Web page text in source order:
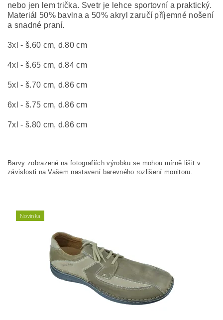
nebo jen lem trička. Svetr je lehce sportovní a praktický.
Materiál 50% bavlna a 50% akryl zaručí příjemné nošení
a snadné praní.
3xl - š.60 cm, d.80 cm
4xl - š.65 cm, d.84 cm
5xl - š.70 cm, d.86 cm
6xl - š.75 cm, d.86 cm
7xl - š.80 cm, d.86 cm
Barvy zobrazené na fotografiích výrobku se mohou mírně lišit v
závislosti na Vašem nastavení barevného rozlišení monitoru.
Novinka